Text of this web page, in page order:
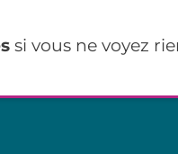
si vous ne voyez